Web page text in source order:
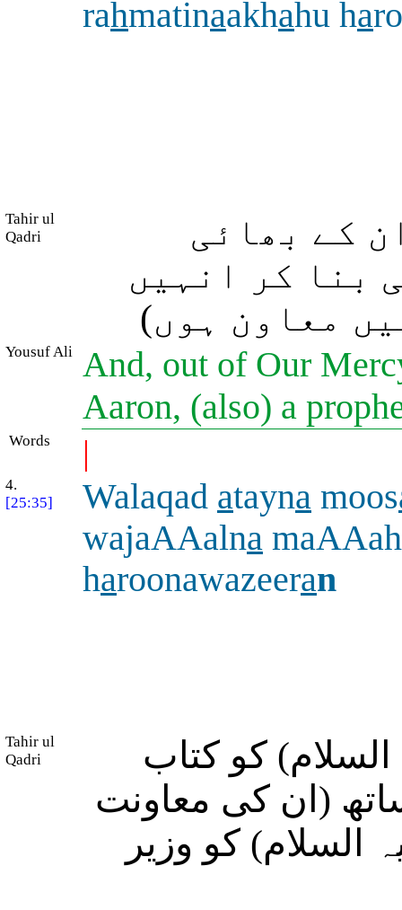
rahmatinaakhahu ha
Tahir ul
Qadri
کے بھائی
بنا کر انہیں
معاون ہوں)
Yousuf Ali And, out of Our
Aaron, (also) a
Words |
4.
[25:35]
Walaqad atayna moos
wajaAAalna
haroonawazeeran
Tahir ul
Qadri
کو کتاب
(ان کی معاونت
السلام) کو وزیر